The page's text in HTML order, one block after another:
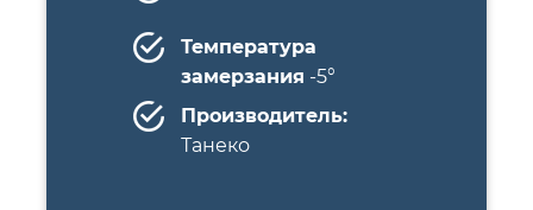
Температура
замерзания -5°
Производитель:
Танеко